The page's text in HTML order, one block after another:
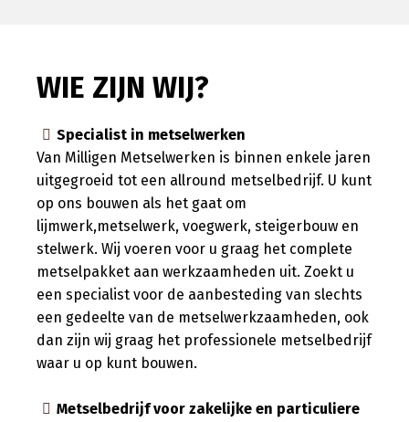
WIE ZIJN WIJ?
Specialist in metselwerken
Van Milligen Metselwerken is binnen enkele jaren
uitgegroeid tot een allround metselbedrijf. U kunt
op ons bouwen als het gaat om
lijmwerk,metselwerk, voegwerk, steigerbouw en
stelwerk. Wij voeren voor u graag het complete
metselpakket aan werkzaamheden uit. Zoekt u
een specialist voor de aanbesteding van slechts
een gedeelte van de metselwerkzaamheden, ook
dan zijn wij graag het professionele metselbedrijf
waar u op kunt bouwen.
Metselbedrijf voor zakelijke en particuliere